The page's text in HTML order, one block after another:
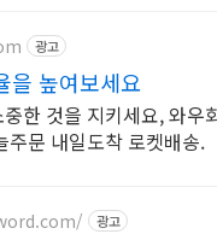
광고
을 높여보세요
한 것을 지키세요, 와
주문 내일도착 로켓배송.
광고